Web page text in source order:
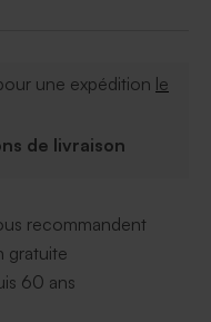
une expédition le
de livraison
recommandent
gratuite
60 ans